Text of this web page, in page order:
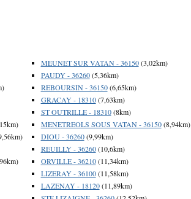
MEUNET SUR VATAN - 36150(3,02km)
PAUDY - 36260(5,36km)
REBOURSIN - 36150(6,65km)
GRACAY - 18310(7,63km)
ST OUTRILLE - 18310(8km)
MENETREOLS SOUS VATAN - 36150(8,94km)
DIOU - 36260(9,99km)
REUILLY - 36260(10,6km)
ORVILLE - 36210(11,34km)
LIZERAY - 36100(11,58km)
LAZENAY - 18120(11,89km)